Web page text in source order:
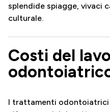
splendide spiagge, vivaci
culturale.
Costi del
I trattamenti odontoiatrici